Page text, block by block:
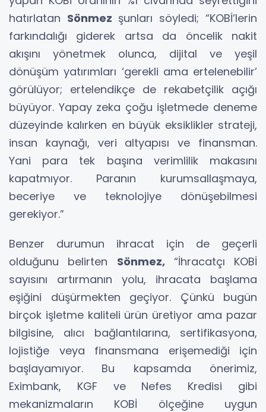
hatırlatan Sönmez şunları söyledi; “KOBİ’lerin
farkındalığı giderek artsa da öncelik nakit
akışını yönetmek olunca, dijital ve yeşil
dönüşüm yatırımları ‘gerekli ama ertelenebilir’
görülüyor; ertelendikçe de rekabetçilik açığı
büyüyor. Yapay zeka çoğu işletmede deneme
düzeyinde kalırken en büyük eksiklikler strateji,
insan kaynağı, veri altyapısı ve finansman.
Yani para tek başına verimlilik makasını
kapatmıyor. Paranın kurumsallaşmaya,
beceriye ve teknolojiye dönüşebilmesi
gerekiyor.”
Benzer durumun ihracat için de geçerli
olduğunu belirten Sönmez,“İhracatçı KOBİ
sayısını artırmanın yolu, ihracata başlama
eşiğini düşürmekten geçiyor. Çünkü bugün
birçok işletme kaliteli ürün üretiyor ama pazar
bilgisine, alıcı bağlantılarına, sertifikasyona,
lojistiğe veya finansmana erişemediği için
başlayamıyor. Bu kapsamda önerimiz,
Eximbank, KGF ve Nefes Kredisi gibi
mekanizmaların KOBİ ölçeğine uygun